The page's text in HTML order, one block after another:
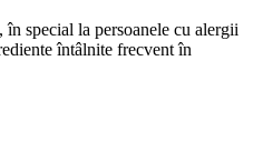
, în special la persoanele cu alergii
întâlnite frecvent în